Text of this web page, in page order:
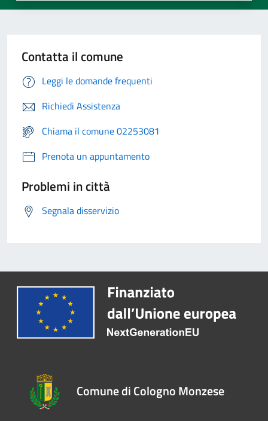
Contatta il comune
Leggi le domande frequenti
Richiedi Assistenza
Chiama il comune 02253081
Prenota un appuntamento
Problemi in città
Segnala disservizio
Comune di Cologno Monzese